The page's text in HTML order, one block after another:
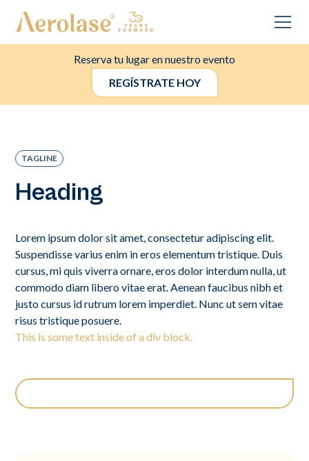
Reserva tu lugar en nuestro evento
REGÍSTRATE HOY
TAGLINE
Heading
Lorem ipsum dolor sit amet, consectetur adipiscing elit.
Suspendisse varius enim in eros elementum tristique. Duis
cursus, mi quis viverra ornare, eros dolor interdum nulla, ut
commodo diam libero vitae erat. Aenean faucibus nibh et
justo cursus id rutrum lorem imperdiet. Nunc ut sem vitae
risus tristique posuere.
This is some text inside of a div block.